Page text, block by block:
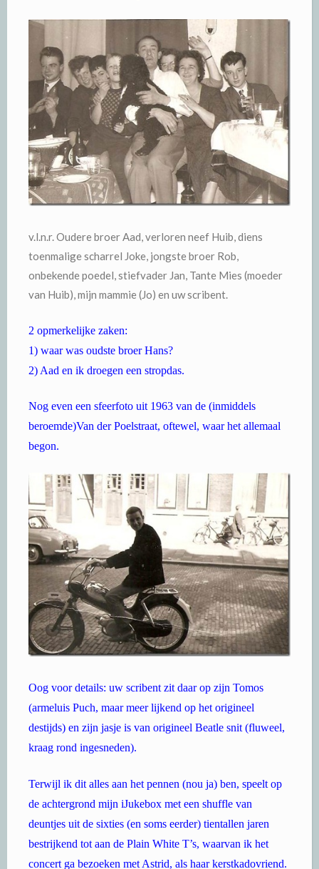
v.l.n.r. Oudere broer Aad, verloren neef Huib, diens
toenmalige scharrel Joke, jongste broer Rob,
onbekende poedel, stiefvader Jan, Tante Mies (moeder
van Huib), mijn mammie (Jo) en uw scribent.
2 opmerkelijke zaken:
1) waar was oudste broer Hans?
2) Aad en ik droegen een stropdas.
Nog even een sfeerfoto uit 1963 van de (inmiddels
beroemde)Van der Poelstraat, oftewel, waar het allemaal
begon.
Oog voor details: uw scribent zit daar op zijn Tomos
(armeluis Puch, maar meer lijkend op het origineel
destijds) en zijn jasje is van origineel Beatle snit (fluweel,
kraag rond ingesneden).
Terwijl ik dit alles aan het pennen (nou ja) ben, speelt op
de achtergrond mijn iJukebox met een shuffle van
deuntjes uit de sixties (en soms eerder) tientallen jaren
bestrijkend tot aan de Plain White T’s, waarvan ik het
concert ga bezoeken met Astrid, als haar kerstkadovriend.